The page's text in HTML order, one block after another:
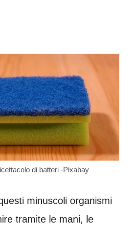
di batteri -Pixabay
minuscoli organismi
tramite le mani, le